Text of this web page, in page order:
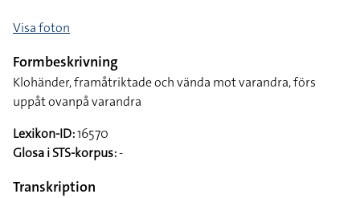
Visa foton
Formbeskrivning
Klohänder, framåtriktade och vända mot varandra, förs
uppåt ovanpå varandra
Lexikon-ID:16570
Glosa i STS-korpus:-
Transkription